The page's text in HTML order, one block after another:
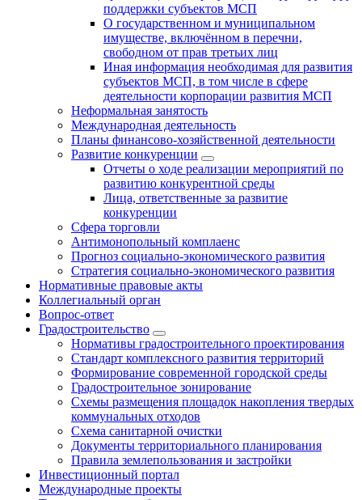
поддержки субъектов МСП
О государственном и муниципальном
имуществе, включённом в перечни,
свободном от прав третьих лиц
Иная информация необходимая для развития
субъектов МСП, в том числе в сфере
деятельности корпорации развития МСП
Неформальная занятость
Международная деятельность
Планы финансово-хозяйственной деятельности
Развитие конкуренции
Отчеты о ходе реализации мероприятий по
развитию конкурентной среды
Лица, ответственные за развитие
конкуренции
Сфера торговли
Антимонопольный комплаенс
Прогноз социально-экономического развития
Стратегия социально-экономического развития
Нормативные правовые акты
Коллегиальный орган
Вопрос-ответ
Градостроительство
Нормативы градостроительного проектирования
Стандарт комплексного развития территорий
Формирование современной городской среды
Градостроительное зонирование
Схемы размещения площадок накопления твердых
коммунальных отходов
Схема санитарной очистки
Документы территориального планирования
Правила землепользования и застройки
Инвестиционный портал
Международные проекты